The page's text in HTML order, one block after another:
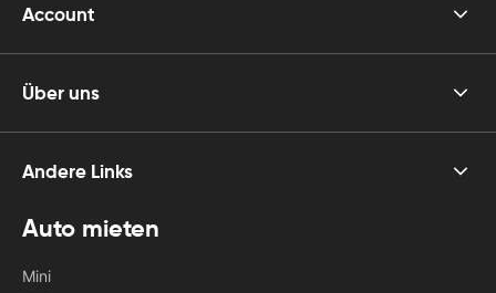
Account
Über uns
Andere Links
Auto mieten
Mini